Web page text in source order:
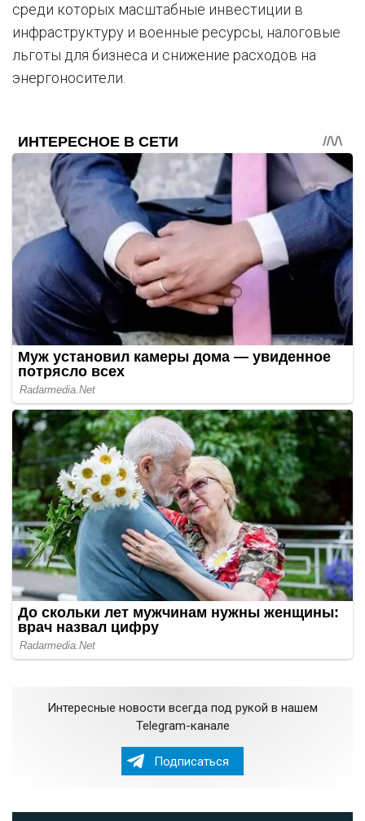
среди которых масштабные инвестиции в
инфраструктуру и военные ресурсы, налоговые
льготы для бизнеса и снижение расходов на
энергоносители.
Интересные новости всегда под рукой в нашем
Telegram-канале
Подписаться